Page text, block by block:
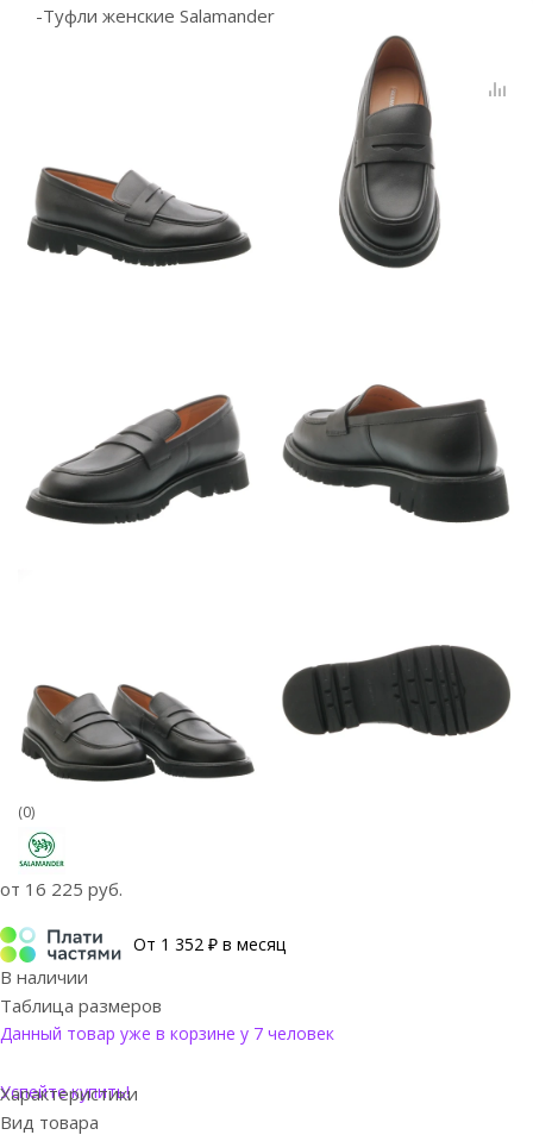
-Туфли женские Salamander
(0)
от 16 225 руб.
От 1 352 ₽ в месяц
В наличии
Таблица размеров
Данный товар уже в корзине у 7 человек
Успейте купить!
Характеристики
Вид товара